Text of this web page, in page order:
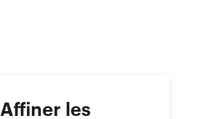
Affiner les